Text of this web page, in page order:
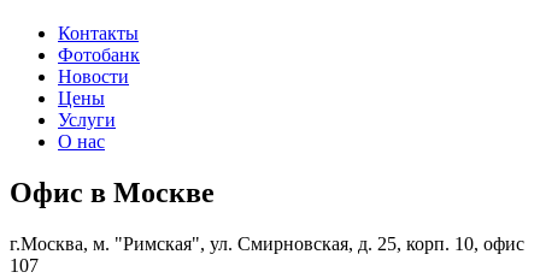
Контакты
Фотобанк
Новости
Цены
Услуги
О нас
Офис в Москве
г.Москва, м. "Римская", ул. Смирновская, д. 25, корп. 10, офис
107